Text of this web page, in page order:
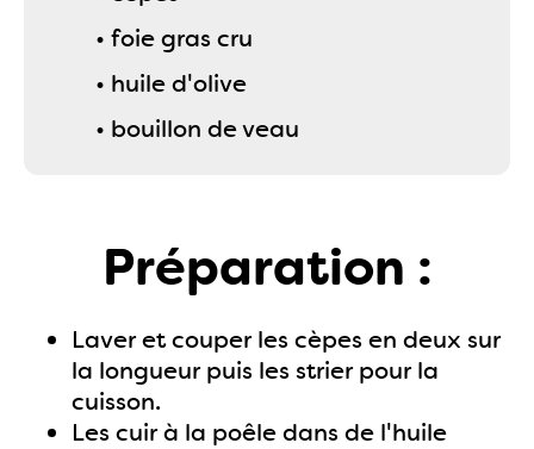
• foie gras cru
• huile d'olive
• bouillon de veau
Préparation :
Laver et couper les cèpes en deux sur
la longueur puis les strier pour la
cuisson.
Les cuir à la poêle dans de l'huile